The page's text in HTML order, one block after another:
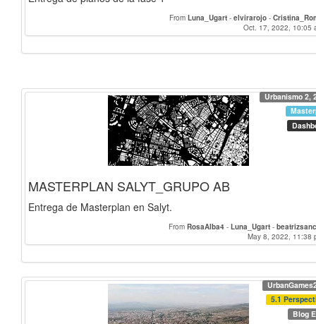
From Luna_Ugart - elvirarojo -
Oct. 17, 2022, 10:05
Urbanismo 2,
MASTERPLAN SALYT_GRUPO AB
Entrega de Masterplan en Salyt.
From RosaAlba4 - Luna_Ugart -
May 8, 2022, 11:38
5.1
Blog